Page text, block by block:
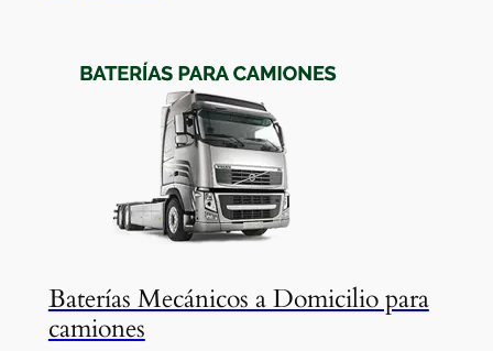
Baterías Mecánicos a Domicilio para
camiones